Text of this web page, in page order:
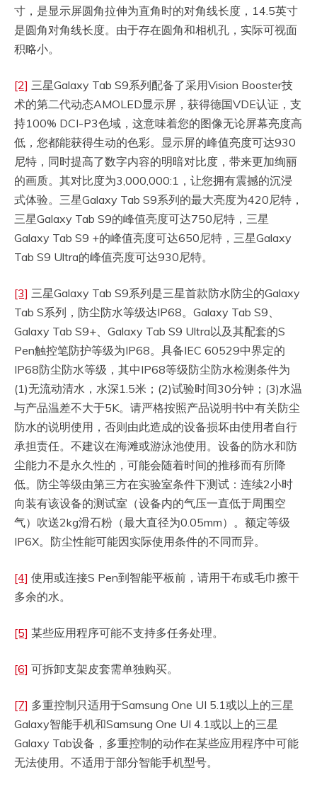
寸，是显示屏圆角拉伸为直角时的对角线长度，14.5英寸
是圆角对角线长度。由于存在圆角和相机孔，实际可视面
积略小。
[2] 三星Galaxy Tab S9系列配备了采用Vision Booster技
术的第二代动态AMOLED显示屏，获得德国VDE认证，支
持100% DCI-P3色域，这意味着您的图像无论屏幕亮度高
低，您都能获得生动的色彩。显示屏的峰值亮度可达930
尼特，同时提高了数字内容的明暗对比度，带来更加绚丽
的画质。其对比度为3,000,000:1，让您拥有震撼的沉浸
式体验。三星Galaxy Tab S9系列的最大亮度为420尼特，
三星Galaxy Tab S9的峰值亮度可达750尼特，三星
Galaxy Tab S9 +的峰值亮度可达650尼特，三星Galaxy
Tab S9 Ultra的峰值亮度可达930尼特。
[3] 三星Galaxy Tab S9系列是三星首款防水防尘的Galaxy
Tab S系列，防尘防水等级达IP68。Galaxy Tab S9、
Galaxy Tab S9+、Galaxy Tab S9 Ultra以及其配套的S
Pen触控笔防护等级为IP68。具备IEC 60529中界定的
IP68防尘防水等级，其中IP68等级防尘防水检测条件为
(1)无流动清水，水深1.5米；(2)试验时间30分钟；(3)水温
与产品温差不大于5K。请严格按照产品说明书中有关防尘
防水的说明使用，否则由此造成的设备损坏由使用者自行
承担责任。不建议在海滩或游泳池使用。设备的防水和防
尘能力不是永久性的，可能会随着时间的推移而有所降
低。防尘等级由第三方在实验室条件下测试：连续2小时
向装有该设备的测试室（设备内的气压一直低于周围空
气）吹送2kg滑石粉（最大直径为0.05mm）。额定等级
IP6X。防尘性能可能因实际使用条件的不同而异。
[4] 使用或连接S Pen到智能平板前，请用干布或毛巾擦干
多余的水。
[5] 某些应用程序可能不支持多任务处理。
[6] 可拆卸支架皮套需单独购买。
[7] 多重控制只适用于Samsung One UI 5.1或以上的三星
Galaxy智能手机和Samsung One UI 4.1或以上的三星
Galaxy Tab设备，多重控制的动作在某些应用程序中可能
无法使用。不适用于部分智能手机型号。